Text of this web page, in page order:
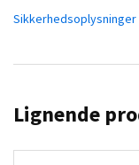
Lignende